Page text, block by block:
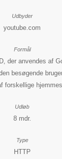
youtube.com
der anvendes af
besøgende
forskellige
8 mdr.
HTTP